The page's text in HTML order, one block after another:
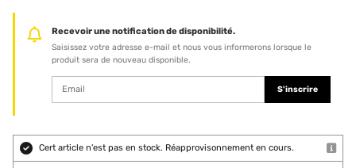
Recevoir une notification de disponibilité.
Saisissez votre adresse e-mail et nous vous informerons lorsque le
produit sera de nouveau disponible.
S'inscrire
Cert article n'est pas en stock. Réapprovisonnement en cours.